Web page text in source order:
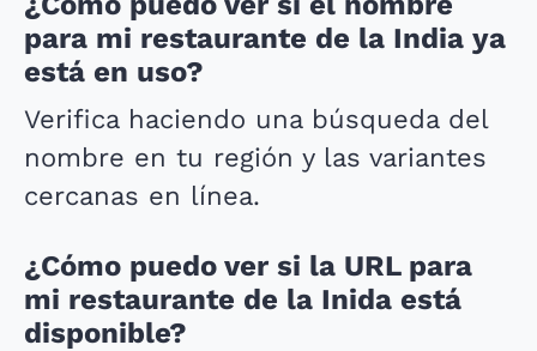
para mi restaurante de la India ya
está en uso?
Verifica haciendo una búsqueda del
nombre en tu región y las variantes
cercanas en línea.
¿Cómo puedo ver si la URL para
mi restaurante de la Inida está
disponible?